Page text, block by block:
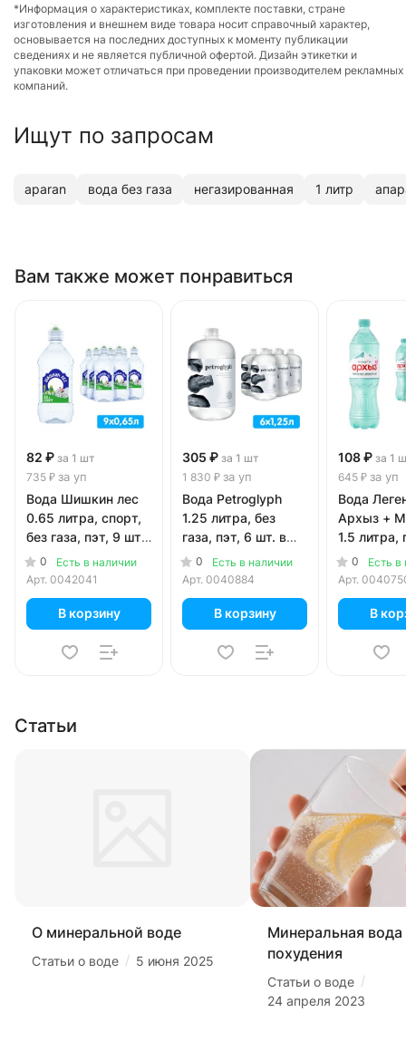
*Информация о характеристиках, комплекте поставки, стране
изготовления и внешнем виде товара носит справочный характер,
основывается на последних доступных к моменту публикации
сведениях и не является публичной офертой. Дизайн этикетки и
упаковки может отличаться при проведении производителем рекламных
компаний.
Ищут по запросам
aparan вода без газа негазированная 1 литр
Вам также может понравиться
82 ₽ за 1 шт
735 ₽ за уп
Вода Шишкин лес
0.65 литра, спорт,
без газа, пэт, 9 шт.
в уп.
0
Есть в наличии
Арт. 0042041
В корзину
305 ₽ за 1 шт
1 830 ₽ за уп
Вода Petroglyph
1.25 литра, без
газа, пэт, 6 шт. в
уп.0
Есть в наличии
Арт. 0040884
В корзину
108 ₽ за 1
645 ₽ за уп
Вода
Архыз +
1.5 литра,
6 шт. в уп.
0
Есть в
Арт.
В
Статьи
О минеральной воде
Статьи о воде / 5 июня 2025
Минеральная вода
похудения
Статьи о воде /
24 апреля 2023